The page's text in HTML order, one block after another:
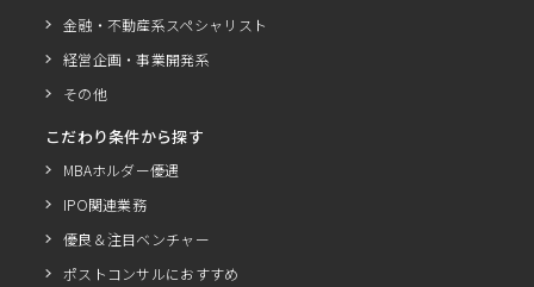
金融・不動産系スペシャリスト
経営企画・事業開発系
その他
こだわり条件から探す
MBAホルダー優遇
IPO関連業務
優良＆注目ベンチャー
ポストコンサルにおすすめ